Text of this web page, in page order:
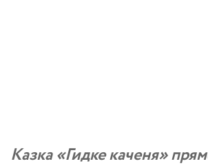
Казка «Гидке каченя»